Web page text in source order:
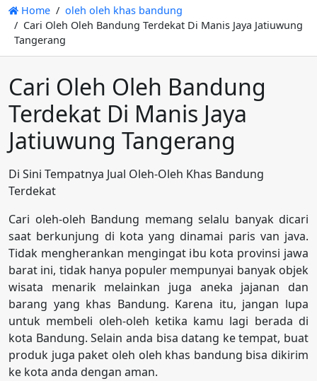
Home
oleh oleh khas bandung
Cari Oleh Oleh Bandung Terdekat Di Manis Jaya Jatiuwung
Tangerang
Cari Oleh Oleh Bandung
Terdekat Di Manis Jaya
Jatiuwung Tangerang
Di Sini Tempatnya Jual Oleh-Oleh Khas Bandung
Terdekat
Cari oleh-oleh Bandung memang selalu banyak dicari
saat berkunjung di kota yang dinamai paris van java.
Tidak mengherankan mengingat ibu kota provinsi jawa
barat ini, tidak hanya populer mempunyai banyak objek
wisata menarik melainkan juga aneka jajanan dan
barang yang khas Bandung. Karena itu, jangan lupa
untuk membeli oleh-oleh ketika kamu lagi berada di
kota Bandung. Selain anda bisa datang ke tempat, buat
produk juga paket oleh oleh khas bandung bisa dikirim
ke kota anda dengan aman.